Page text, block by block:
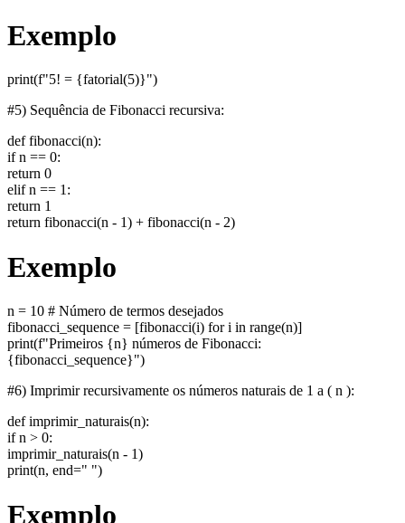
Exemplo
print(f"5! = {fatorial(5)}")
#5) Sequência de Fibonacci recursiva:
def fibonacci(n):
if n == 0:
return 0
elif n == 1:
return 1
return fibonacci(n - 1) + fibonacci(n - 2)
Exemplo
n = 10 # Número de termos desejados
fibonacci_sequence = [fibonacci(i) for i in range(n)]
print(f"Primeiros {n} números de Fibonacci:
{fibonacci_sequence}")
#6) Imprimir recursivamente os números naturais de 1 a ( n ):
def imprimir_naturais(n):
if n > 0:
imprimir_naturais(n - 1)
print(n, end=" ")
Exemplo